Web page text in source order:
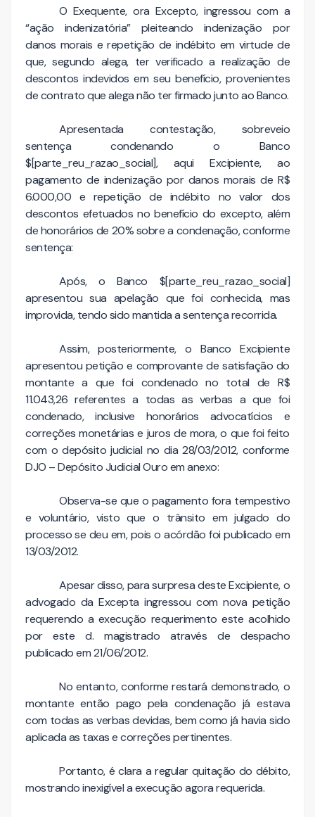
O Exequente, ora Excepto, ingressou com a
“ação indenizatória” pleiteando indenização por
danos morais e repetição de indébito em virtude de
que, segundo alega, ter verificado a realização de
descontos indevidos em seu benefício, provenientes
de contrato que alega não ter firmado junto ao Banco.
Apresentada contestação, sobreveio
sentença condenando o Banco
$[parte_reu_razao_social], aqui Excipiente, ao
pagamento de indenização por danos morais de R$
6.000,00 e repetição de indébito no valor dos
descontos efetuados no benefício do excepto, além
de honorários de 20% sobre a condenação, conforme
sentença:
Após, o Banco $[parte_reu_razao_social]
apresentou sua apelação que foi conhecida, mas
improvida, tendo sido mantida a sentença recorrida.
Assim, posteriormente, o Banco Excipiente
apresentou petição e comprovante de satisfação do
montante a que foi condenado no total de R$
11.043,26 referentes a todas as verbas a que foi
condenado, inclusive honorários advocatícios e
correções monetárias e juros de mora, o que foi feito
com o depósito judicial no dia 28/03/2012, conforme
DJO – Depósito Judicial Ouro em anexo:
Observa-se que o pagamento fora tempestivo
e voluntário, visto que o trânsito em julgado do
processo se deu em, pois o acórdão foi publicado em
13/03/2012.
Apesar disso, para surpresa deste Excipiente, o
advogado da Excepta ingressou com nova petição
requerendo a execução requerimento este acolhido
por este d. magistrado através de despacho
publicado em 21/06/2012.
No entanto, conforme restará demonstrado, o
montante então pago pela condenação já estava
com todas as verbas devidas, bem como já havia sido
aplicada as taxas e correções pertinentes.
Portanto, é clara a regular quitação do débito,
mostrando inexigível a execução agora requerida.